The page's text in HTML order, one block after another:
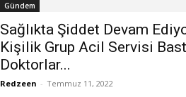
Gündem
Sağlıkta Şiddet Devam
Kişilik Grup Acil Servisi
Doktorlar...
Redzeen - Temmuz 11, 2022